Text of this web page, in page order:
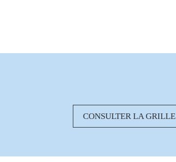
CONSULTER LA GRILLE